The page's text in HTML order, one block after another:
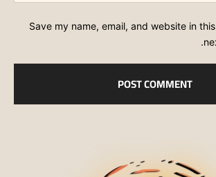
Save my name, email, and website in